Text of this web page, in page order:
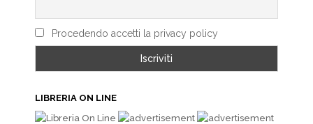
Procedendo accetti la privacy policy
LIBRERIA ON LINE